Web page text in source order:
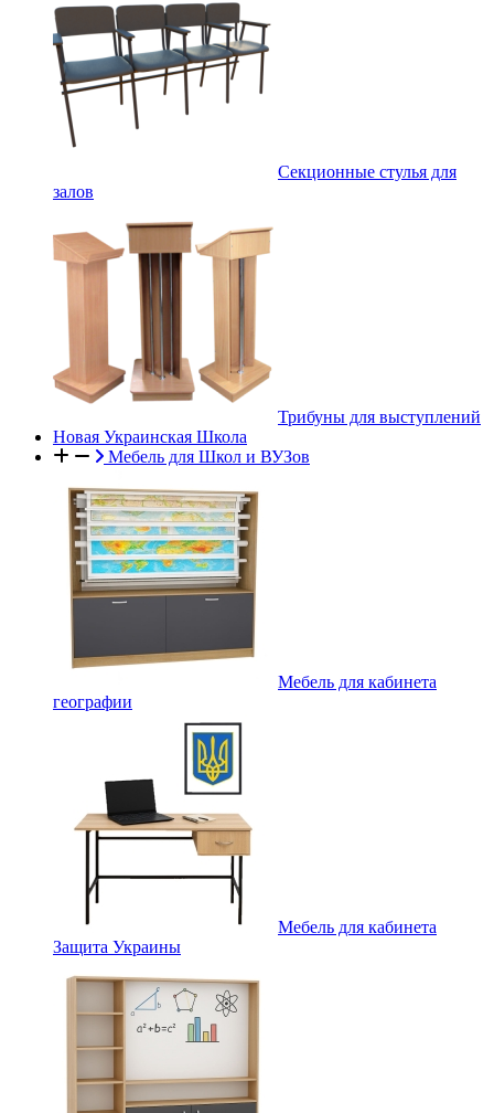
Секционные стулья для
залов
Трибуны для выступлений
Новая Украинская Школа
Мебель для Школ и ВУЗов
Мебель для кабинета
географии
Мебель для кабинета
Защита Украины